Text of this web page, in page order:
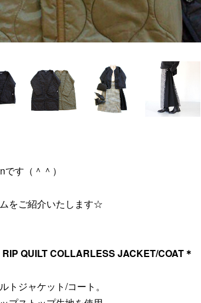
す（＾＾）
をご紹介いたします☆
QUILT COLLARLESS JACKET/COAT＊
トジャケット/コート。